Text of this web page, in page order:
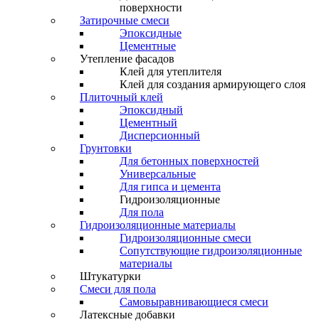
поверхности
Затирочные смеси
Эпоксидные
Цементные
Утепление фасадов
Клей для утеплителя
Клей для создания армирующего слоя
Плиточный клей
Эпоксидный
Цементный
Дисперсионный
Грунтовки
Для бетонных поверхностей
Универсальные
Для гипса и цемента
Гидроизоляционные
Для пола
Гидроизоляционные материалы
Гидроизоляционные смеси
Сопутствующие гидроизоляционные
материалы
Штукатурки
Смеси для пола
Самовыравнивающиеся смеси
Латексные добавки